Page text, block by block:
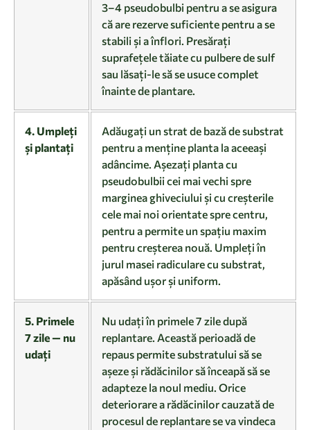
3–4 pseudobulbi pentru a se asigura
că are rezerve suficiente pentru a se
stabili și a înflori. Presărați
suprafețele tăiate cu pulbere de sulf
sau lăsați-le să se usuce complet
înainte de plantare.
4. Umpleți
și plantați
Adăugați un strat de bază de substrat
pentru a menține planta la aceeași
adâncime. Așezați planta cu
pseudobulbii cei mai vechi spre
marginea ghiveciului și cu creșterile
cele mai noi orientate spre centru,
pentru a permite un spațiu maxim
pentru creșterea nouă. Umpleți în
jurul masei radiculare cu substrat,
apăsând ușor și uniform.
5. Primele
7 zile — nu
udați
Nu udați în primele 7 zile după
replantare. Această perioadă de
repaus permite substratului să se
așeze și rădăcinilor să înceapă să se
adapteze la noul mediu. Orice
deteriorare a rădăcinilor cauzată de
procesul de replantare se va vindeca